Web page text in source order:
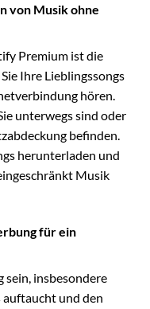
von Musik ohne
Premium ist die
Ihre Lieblingssongs
hören.
unterwegs sind oder
befinden.
herunterladen und
Musik
für ein
sein, insbesondere
und den